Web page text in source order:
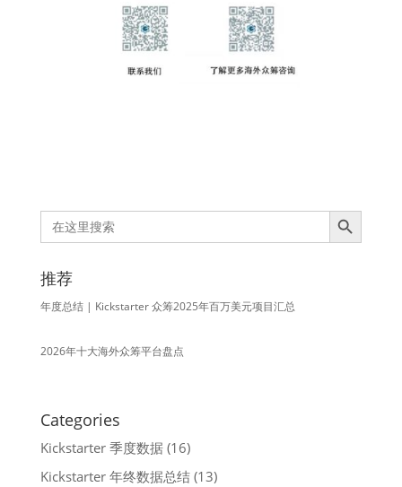
Search
for:
Search Button
推荐
年度总结 | Kickstarter 众筹2025年百万美元项目汇总
2026年十大海外众筹平台盘点
Categories
Kickstarter 季度数据(16)
Kickstarter 年终数据总结(13)